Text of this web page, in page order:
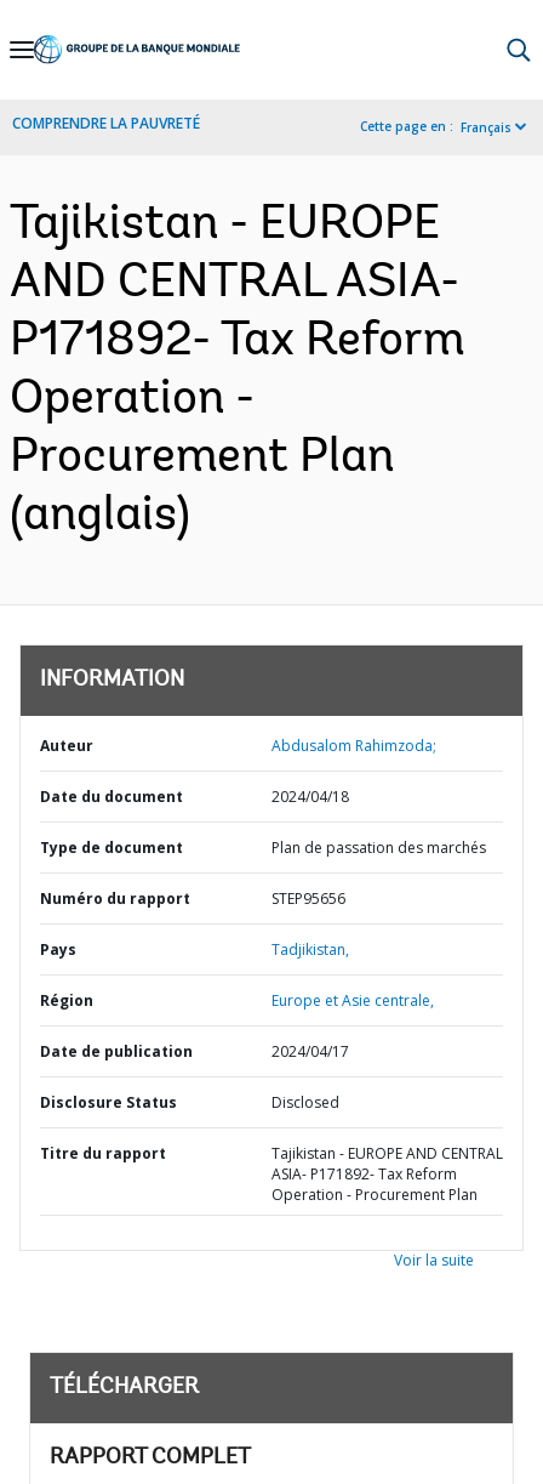
Skip
Navigation
COMPRENDRE LA PAUVRETÉ Cette page en : Français
Tajikistan - EUROPE
AND CENTRAL ASIA-
P171892- Tax Reform
Operation -
Procurement Plan
(anglais)
INFORMATION
Auteur Abdusalom Rahimzoda;
Date du document 2024/04/18
Type de document Plan de passation des marchés
Numéro du rapport STEP95656
Pays Tadjikistan,
Région Europe et Asie centrale,
Date de publication 2024/04/17
Disclosure Status Disclosed
Titre du rapport
Tajikistan - EUROPE AND CENTRAL
ASIA- P171892- Tax Reform
Operation - Procurement Plan
Voir la suite
TÉLÉCHARGER
RAPPORT COMPLET